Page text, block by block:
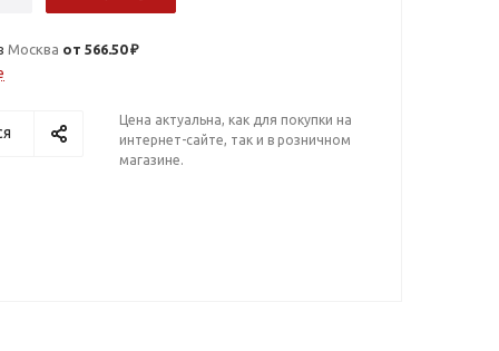
Москва от 566.50 ₽
Цена актуальна, как для покупки на
интернет-сайте, так и в розничном
магазине.